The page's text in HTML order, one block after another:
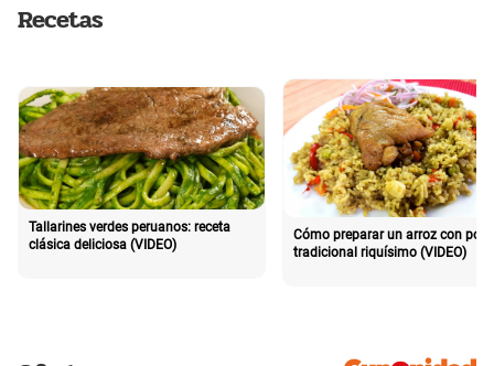
Recetas
Tallarines verdes peruanos: receta
clásica deliciosa (VIDEO)
Cómo preparar un arroz con pollo
tradicional riquísimo (VIDEO)